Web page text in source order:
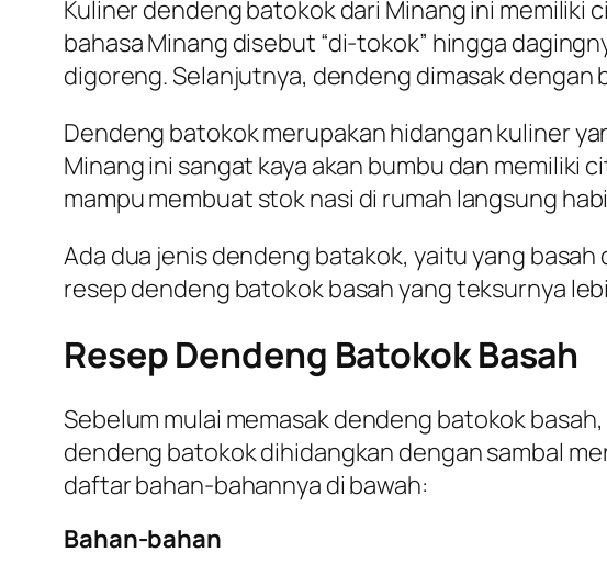
Kuliner dendeng batokok dari Minang ini memiliki
bahasa Minang disebut “di-tokok” hingga
digoreng. Selanjutnya, dendeng dimasak dengan
Dendeng batokok merupakan hidangan kuliner
Minang ini sangat kaya akan bumbu dan memiliki
mampu membuat stok nasi di rumah langsung
Ada dua jenis dendeng batakok, yaitu yang
resep dendeng batokok basah yang teksurnya
Resep Dendeng Batokok Basah
Sebelum mulai memasak dendeng batokok
dendeng batokok dihidangkan dengan sambal
daftar bahan-bahannya di bawah:
Bahan-bahan